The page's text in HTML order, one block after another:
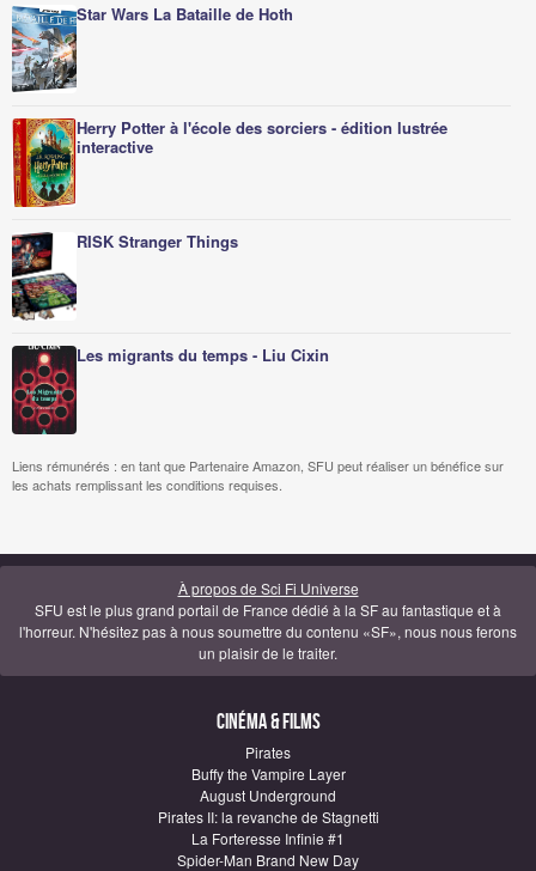
Star Wars La Bataille de Hoth
Herry Potter à l'école des sorciers - édition lustrée
interactive
RISK Stranger Things
Les migrants du temps - Liu Cixin
Liens rémunérés : en tant que Partenaire Amazon, SFU peut réaliser un bénéfice sur
les achats remplissant les conditions requises.
À propos de Sci Fi Universe
SFU est le plus grand portail de France dédié à la SF au fantastique et à
l'horreur. N'hésitez pas à nous soumettre du contenu «SF», nous nous ferons
un plaisir de le traiter.
Cinéma & Films
Pirates
Buffy the Vampire Layer
August Underground
Pirates II: la revanche de Stagnetti
La Forteresse Infinie #1
Spider-Man Brand New Day